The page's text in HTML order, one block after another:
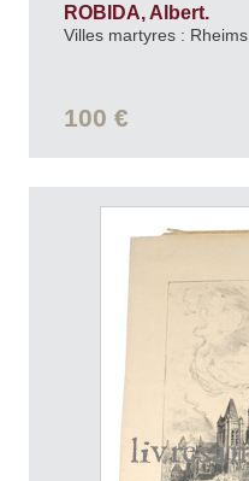
ROBIDA, Albert.
Villes martyres : Rheims.
100 €